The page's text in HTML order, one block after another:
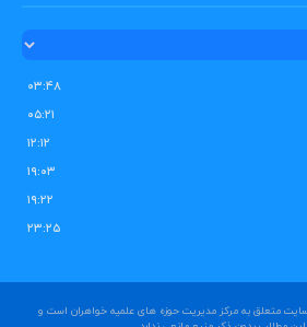
۰۳:۴۸
۰۵:۲۱
۱۲:۱۲
۱۹:۰۳
۱۹:۲۲
۲۳:۲۵
متعلق به مرکز مدیریت حوزه های علمیه خواهران است و